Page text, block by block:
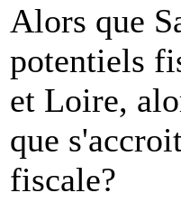
Alors que
potentiels
et Loire,
que
fiscale?